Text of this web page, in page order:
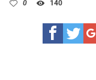
0 140